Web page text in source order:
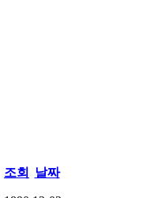
조회 날짜